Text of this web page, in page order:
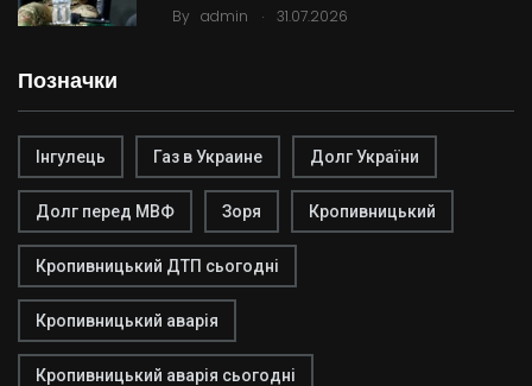
By admin . 31.07.2026
Позначки
Інгулець Газ в Украине Долг України
Долг перед МВФ Зоря Кропивницький
Кропивницький ДТП сьогодні
Кропивницький аварія
Кропивницький аварія сьогодні